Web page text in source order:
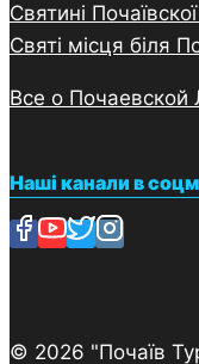
Святині
Святі місця біля
Все о Почаевской
Наші канали в
© 2026 "Почаїв